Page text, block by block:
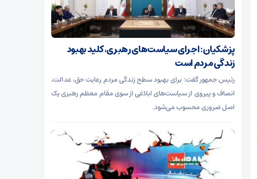
پزشکیان: اجرای سیاست‌های رهبری، کلید بهبود
زندگی مردم است
رئیس جمهور گفت: برای بهبود سطح زندگی مردم رعایت حق، عدالت،
انصاف و پیروی از سیاست‌های ابلاغی از سوی مقام معظم رهبری یک
اصل ضروری محسوب می‌شود.